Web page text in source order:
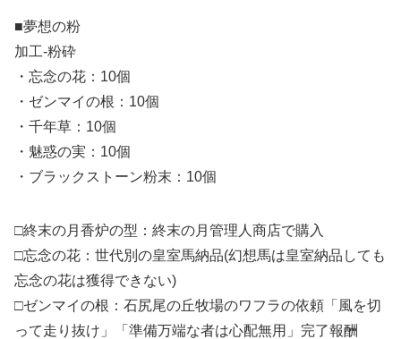
■夢想の粉
加工-粉砕
・忘念の花：10個
・ゼンマイの根：10個
・千年草：10個
・魅惑の実：10個
・ブラックストーン粉末：10個
□終末の月香炉の型：終末の月管理人商店で購入
□忘念の花：世代別の皇室馬納品(幻想馬は皇室納品しても
忘念の花は獲得できない)
□ゼンマイの根：石尻尾の丘牧場のワフラの依頼「風を切
って走り抜け」「準備万端な者は心配無用」完了報酬